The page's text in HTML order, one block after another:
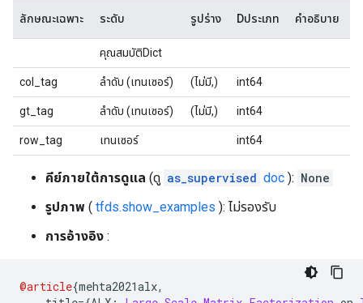
ลักษณะเฉพาะ ระดับ รูปร่าง Dประเภท คำอธิบาย
คุณสมบัติDict
col_tag ลำดับ (เทนเซอร์) (ไม่มี,) int64
gt_tag ลำดับ (เทนเซอร์) (ไม่มี,) int64
row_tag เทนเซอร์ int64
คีย์ภายใต้การดูแล (ดู as_supervised doc ): None
รูปภาพ ( tfds.show_examples ): ไม่รองรับ
การอ้างอิง :
@article{mehta2021alx,